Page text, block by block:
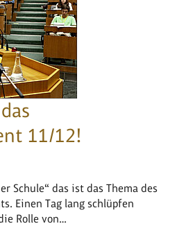
11/12!
Schule“ das ist das Thema des
Einen Tag lang schlüpfen
Rolle von…